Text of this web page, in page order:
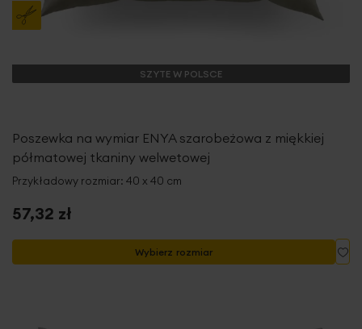
SZYTE W POLSCE
Poszewka na wymiar ENYA szarobeżowa z miękkiej
półmatowej tkaniny welwetowej
Przykładowy rozmiar: 40 x 40 cm
57,32 zł
Wybierz rozmiar